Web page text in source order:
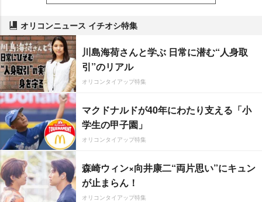
オリコンニュース イチオシ特集
川島海荷さんと学ぶ 日常に潜む“人身取
引”のリアル
オリコンタイアップ特集
マクドナルドが40年にわたり支える「小
学生の甲子園」
オリコンタイアップ特集
森崎ウィン×向井康二“両片思い”にキュン
が止まらん！
オリコンタイアップ特集